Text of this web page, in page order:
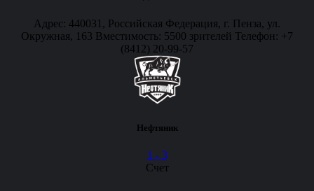
Адрес: 440031, Российская Федерация, г. Пенза, ул.
Окружная, 163 Вместимость: 5500 зрителей Телефон: +7
(8412) 20-99-57
Нефтяник
1 - 3
Счет